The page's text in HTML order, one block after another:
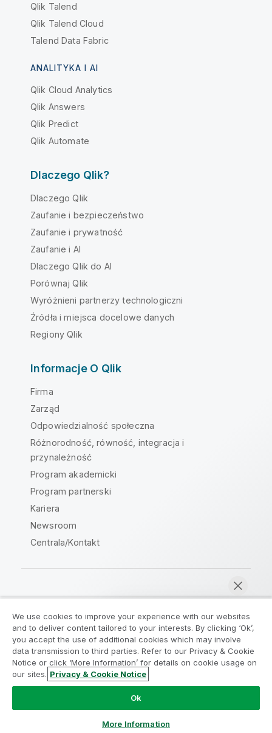
Rozmawiaj teraz
Qlik Talend
Qlik Talend Cloud
Talend Data Fabric
ANALITYKA I AI
Qlik Cloud Analytics
Qlik Answers
Qlik Predict
Qlik Automate
Dlaczego Qlik?
Dlaczego Qlik
Zaufanie i bezpieczeństwo
Zaufanie i prywatność
Zaufanie i AI
Dlaczego Qlik do AI
Porównaj Qlik
Wyróżnieni partnerzy technologiczni
Źródła i miejsca docelowe danych
Regiony Qlik
Informacje O Qlik
Firma
Zarząd
Odpowiedzialność społeczna
Różnorodność, równość, integracja i
przynależność
Program akademicki
Program partnerski
Kariera
Newsroom
Centrala/Kontakt
Umowy prawne
Warunki produktu
Legal Policies
Legal Policies
Warunki korzystania
Znaki towarowe
Do Not Share My Info
Copyright © 1993-2026 QlikTech International AB. Wszelkie
We use cookies to improve your experience with our websites
and to deliver content tailored to your interests. By clicking ‘Ok’,
you accept the use of additional cookies which may involve
data transmission to third parties. Refer to our Privacy & Cookie
Notice or click ‘More Information’ for details on cookie usage on
our sites. Privacy & Cookie Notice
Ok
More Information